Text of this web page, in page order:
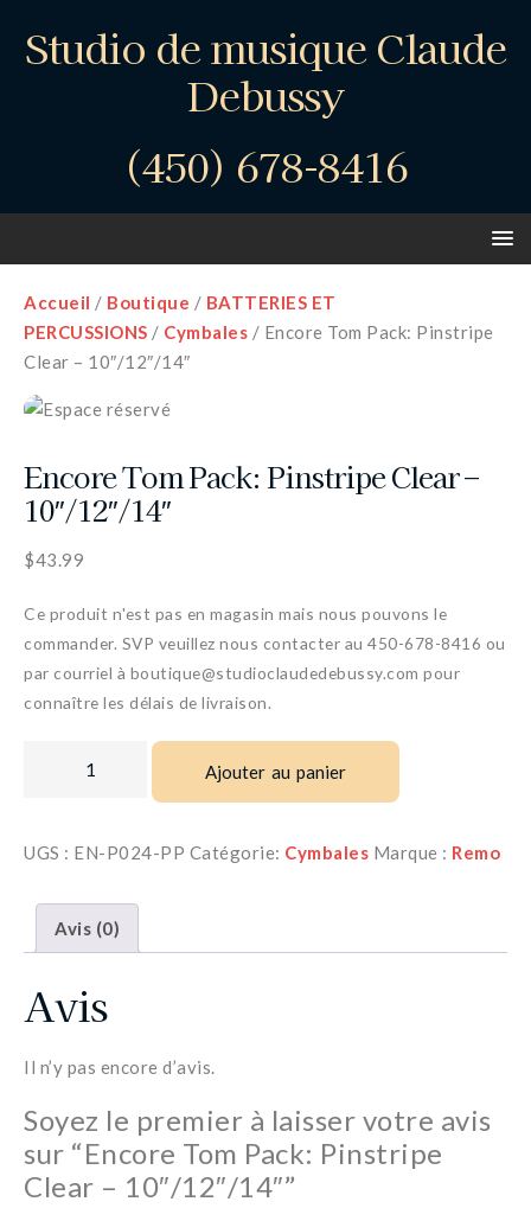
Studio de musique Claude
Debussy
(450) 678-8416
Accueil / Boutique / BATTERIES ET
PERCUSSIONS / Cymbales / Encore Tom Pack: Pinstripe
Clear – 10″/12″/14″
Encore Tom Pack: Pinstripe Clear –
10″/12″/14″
$43.99
Ce produit n'est pas en magasin mais nous pouvons le
commander. SVP veuillez nous contacter au 450-678-8416 ou
par courriel à boutique@studioclaudedebussy.com pour
connaître les délais de livraison.
Ajouter au panier
UGS : EN-P024-PP Catégorie: Cymbales Marque : Remo
Avis (0)
Avis
Il n’y pas encore d’avis.
Soyez le premier à laisser votre avis
sur “Encore Tom Pack: Pinstripe
Clear – 10″/12″/14″”